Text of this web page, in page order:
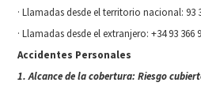
· Llamadas desde el territorio nacional: 93
· Llamadas desde el extranjero: +34 93 366
Accidentes Personales
1. Alcance de la cobertura: Riesgo